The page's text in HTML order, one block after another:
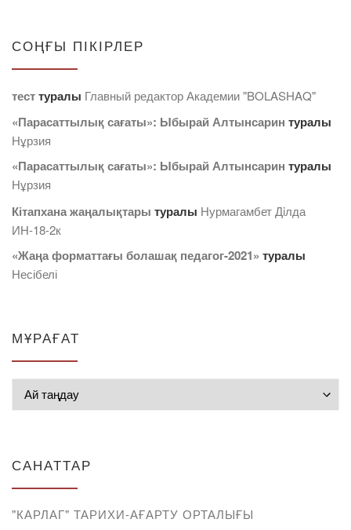
СОҢҒЫ ПІКІРЛЕР
тесттуралы Главный редактор Академии "BOLASHAQ"
«Парасаттылық сағаты»: Ыбырай Алтынсарин туралы
Нұрзия
«Парасаттылық сағаты»: Ыбырай Алтынсарин туралы
Нұрзия
Кітапхана жаңалықтары туралы Нурмагамбет Дiлда
ИН-18-2к
«Жаңа форматтағы болашақ педагог-2021» туралы
Несібелі
МҰРАҒАТ
САНАТТАР
"КАРЛАГ" ТАРИХИ-АҒАРТУ ОРТАЛЫҒЫ